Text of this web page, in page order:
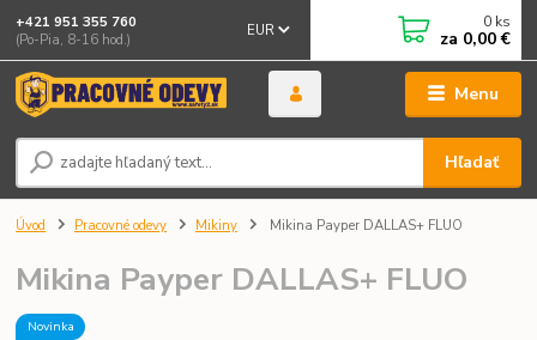
Menu
EUR
Hľadať
+421 951 355 760
(Po-Pia, 8-16 hod.)
0 ks
za 0,00 €
Úvod Pracovné odevy Mikiny Mikina Payper DALLAS+ FLUO
Mikina Payper DALLAS+ FLUO
Novinka